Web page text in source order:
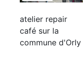
atelier repair
café sur la
commune d'Orly